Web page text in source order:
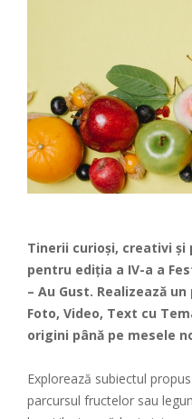
Tinerii curioși, creativi
pentru ediția a IV-a a
– Au Gust. Realizează
Foto, Video, Text cu
origini până pe mesele
Explorează subiectul
parcursul fructelor sau